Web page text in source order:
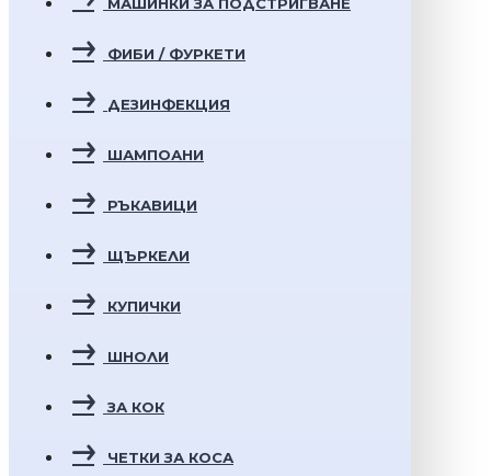
ФИБИ / ФУРКЕТИ
ДЕЗИНФЕКЦИЯ
ШАМПОАНИ
РЪКАВИЦИ
ЩЪРКЕЛИ
КУПИЧКИ
ШНОЛИ
ЗА КОК
ЧЕТКИ ЗА КОСА